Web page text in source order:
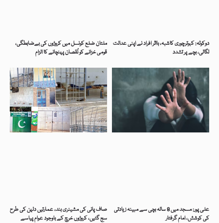
ملتان ضلع کونسل میں کروڑوں کی بےضابطگی،
قومی خزانے کو نُقصان پہنچانے کا الزام
دوکوٹہ: کبوترچوری کاشبہ، بااثر افراد نے اپنی عدالت
لگالی، بچے پر تشدد
صاف پانی کی مشینری بند، عمارتیں دلہن کی طرح
سج گئیں، کروڑوں خرچ کے باوجود عوام پیاسے
علی پور: مسجد میں 8 سالہ بچی سے مبینہ زیادتی
کی کوشش، امام گرفتار